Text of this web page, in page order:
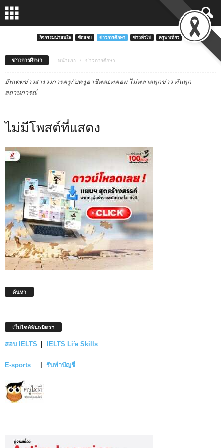
กิจกรรมน่าสนใจ ข้อสอบ ข่าวการศึกษา ข่าวทั่วไป ครูพาเที่ยว
ข่าวการศึกษา หน้าแรก ข่าวการศึกษา
อัพเดตข่าวสารวงการครูกับครูอาชีพดอทคอม ไม่พลาดทุกข่าว ทันทุก
สถานการณ์
ไม่มีโพสต์ที่แสดง
ค้นหา
เว็บไซต์พันธมิตรฯ
สอบ IELTS IELTS Life Skills
E-sports รับทำบัญชี